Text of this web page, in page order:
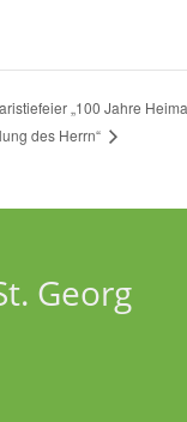
„100 Jahre
des Herrn“
Georg